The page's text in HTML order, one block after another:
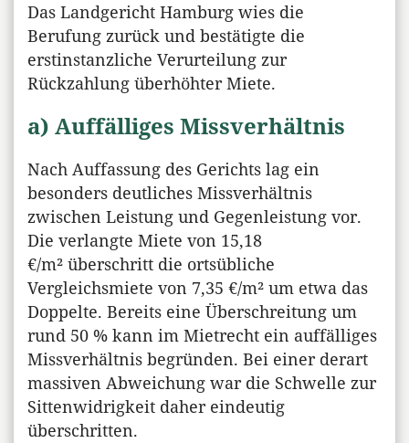
Das Landgericht Hamburg wies die
Berufung zurück und bestätigte die
erstinstanzliche Verurteilung zur
Rückzahlung überhöhter Miete.
a) Auffälliges Missverhältnis
Nach Auffassung des Gerichts lag ein
besonders deutliches Missverhältnis
zwischen Leistung und Gegenleistung vor.
Die verlangte Miete von 15,18
€/m² überschritt die ortsübliche
Vergleichsmiete von 7,35 €/m² um etwa das
Doppelte. Bereits eine Überschreitung um
rund 50 % kann im Mietrecht ein auffälliges
Missverhältnis begründen. Bei einer derart
massiven Abweichung war die Schwelle zur
Sittenwidrigkeit daher eindeutig
überschritten.